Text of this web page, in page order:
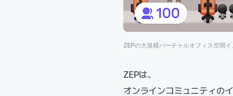
ZEPの大規模バーチャルオフィス空間イ
ZEPは、
オンラインコミュニティの